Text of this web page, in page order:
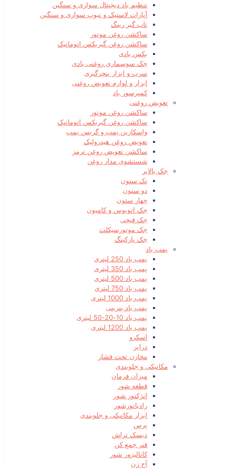
تنظیم باد دیجیتال سواری و سنگین
آپارات لاستیک و تیوپ سواری و سنگین
تاب گیر رینگ
ساکشن روغن موتور
ساکشن روغن گیربکس اتوماتیک
بکس بادی
جک سوسماری روغنی بادی
سرب و ابزار پنچرگیری
ابزار و لوازم تعویض روغنی
کمپرسور باد
تعویض روغنی
ساکشن روغن موتور
ساکشن روغن گیربکس اتوماتیک
واسکازین پمپ و گریس پمپ
تعویض روغن هیدرولیک
ساکشن تعویض روغن ترمز
شستشوی مدار روغن
جک بالابر
تک ستون
دو ستون
چهار ستون
جک اتوبوس و کامیون
جک قیچی
جک موتورسیکلت
جک پارکینگ
پمپ باد
پمپ باد 250 لیتری
پمپ باد 350 لیتری
پمپ باد 500 لیتری
پمپ باد 750 لیتری
پمپ باد 1000 لیتری
پمپ باد بنزینی
پمپ باد 10-20-50 لیتری
پمپ باد 1200 لیتری
اسکرو
درایر
مخازن تحت فشار
مکانیکی و جلوبندی
میزان فرمان
قطعه شور
انژکتور شور
رادیاتورشور
ابزار مکانیکی و جلوبندی
پرس
دیسک تراش
فنر جمع کن
کاتالیزور شور
آج زن